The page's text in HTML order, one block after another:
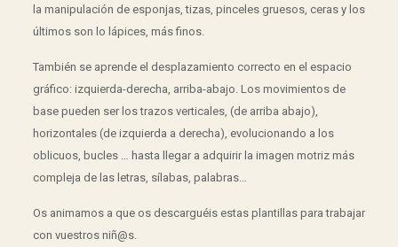
la manipulación de esponjas, tizas, pinceles gruesos, ceras y los
últimos son lo lápices, más finos.
También se aprende el desplazamiento correcto en el espacio
gráfico: izquierda-derecha, arriba-abajo. Los movimientos de
base pueden ser los trazos verticales, (de arriba abajo),
horizontales (de izquierda a derecha), evolucionando a los
oblicuos, bucles … hasta llegar a adquirir la imagen motriz más
compleja de las letras, sílabas, palabras…
Os animamos a que os descarguéis estas plantillas para trabajar
con vuestros niñ@s.